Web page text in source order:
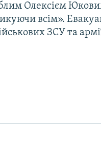
Олексієм
всім».
ЗСУ та